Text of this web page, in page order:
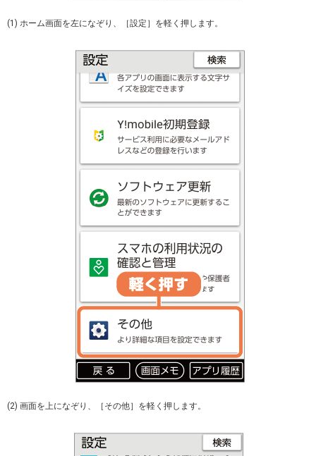
(1) ホーム画面を左になぞり、［設定］を軽く押します。
(2) 画面を上になぞり、［その他］を軽く押します。